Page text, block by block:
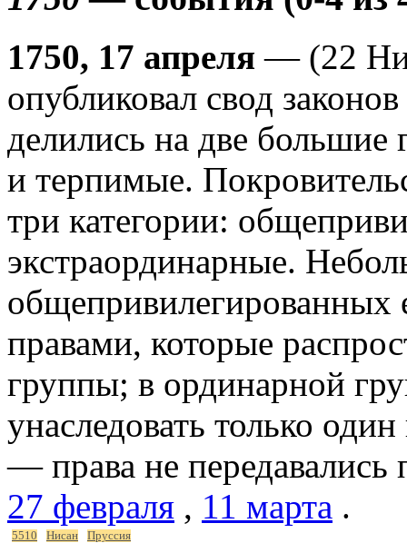
1750, 17 апреля — (22
опубликовал свод
делились на две большие
и терпимые.
три категории:
экстраординарные.
общепривилегированных
правами, которые
группы; в ординарной
унаследовать только
— права не передавались
27 февраля , 11 марта .
5510 Нисан Пруссия